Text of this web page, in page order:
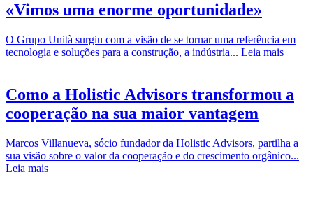
«Vimos uma enorme oportunidade»
O Grupo Unità surgiu com a visão de se tornar uma referência em
tecnologia e soluções para a construção, a indústria... Leia mais
Como a Holistic Advisors transformou a
cooperação na sua maior vantagem
Marcos Villanueva, sócio fundador da Holistic Advisors, partilha a
sua visão sobre o valor da cooperação e do crescimento orgânico...
Leia mais